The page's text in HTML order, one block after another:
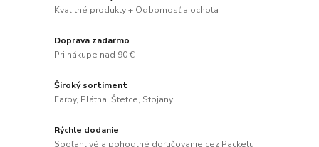
Kvalitné produkty + Odbornosť a ochota
Doprava zadarmo
Pri nákupe nad 90 €
Široký sortiment
Farby, Plátna, Štetce, Stojany
Rýchle dodanie
Spoľahlivé a pohodlné doručovanie cez Packetu